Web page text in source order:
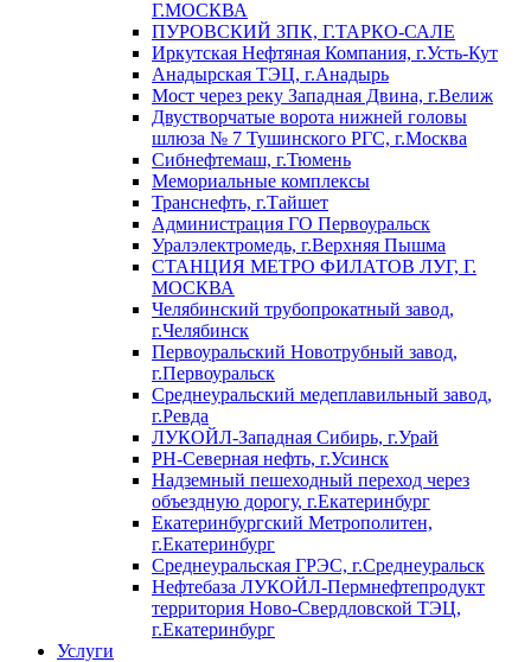
Г.МОСКВА
ПУРОВСКИЙ ЗПК, Г.ТАРКО-САЛЕ
Иркутская Нефтяная Компания, г.Усть-Кут
Анадырская ТЭЦ, г.Анадырь
Мост через реку Западная Двина, г.Велиж
Двустворчатые ворота нижней головы
шлюза № 7 Тушинского РГС, г.Москва
Сибнефтемаш, г.Тюмень
Мемориальные комплексы
Транснефть, г.Тайшет
Администрация ГО Первоуральск
Уралэлектромедь, г.Верхняя Пышма
СТАНЦИЯ МЕТРО ФИЛАТОВ ЛУГ, Г.
МОСКВА
Челябинский трубопрокатный завод,
г.Челябинск
Первоуральский Новотрубный завод,
г.Первоуральск
Среднеуральский медеплавильный завод,
г.Ревда
ЛУКОЙЛ-Западная Сибирь, г.Урай
РН-Северная нефть, г.Усинск
Надземный пешеходный переход через
объездную дорогу, г.Екатеринбург
Екатеринбургский Метрополитен,
г.Екатеринбург
Среднеуральская ГРЭС, г.Среднеуральск
Нефтебаза ЛУКОЙЛ-Пермнефтепродукт
территория Ново-Свердловской ТЭЦ,
г.Екатеринбург
Услуги